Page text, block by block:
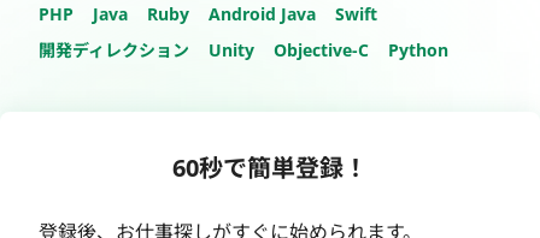
PHP Java Ruby Android Java
Swift
開発ディレクション
Unity Objective-C Python
60秒で簡単登録！
登録後、お仕事探しがすぐに始められます。